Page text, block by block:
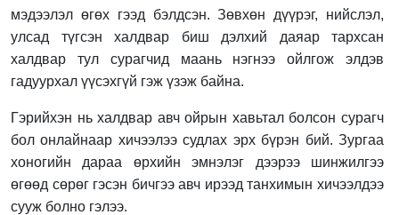
мэдээлэл өгөх гээд бэлдсэн. Зөвхөн дүүрэг, нийслэл,
улсад түгсэн халдвар биш дэлхий даяар тархсан
халдвар тул сурагчид маань нэгнээ ойлгож элдэв
гадуурхал үүсэхгүй гэж үзэж байна.
Гэрийхэн нь халдвар авч ойрын хавьтал болсон сурагч
бол онлайнаар хичээлээ судлах эрх бүрэн бий. Зургаа
хоногийн дараа өрхийн эмнэлэг дээрээ шинжилгээ
өгөөд сөрөг гэсэн бичгээ авч ирээд танхимын хичээлдээ
сууж болно гэлээ.